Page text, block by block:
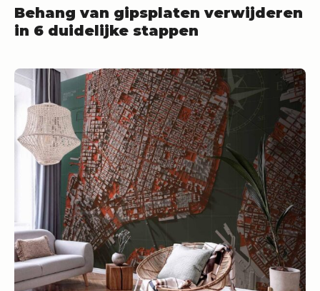
Behang van gipsplaten verwijderen
in 6 duidelijke stappen